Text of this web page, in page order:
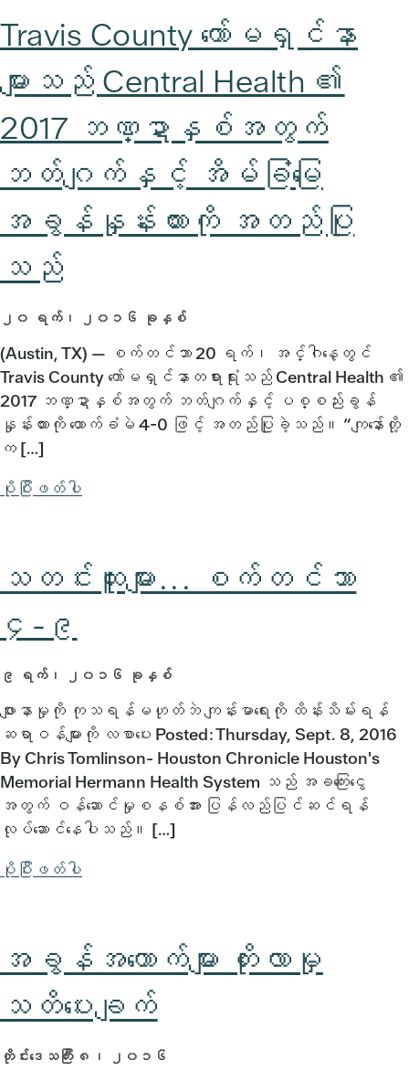
Travis County ကော်မရှင်နာ
များသည် Central Health ၏
2017 ဘဏ္ဍာနှစ်အတွက်
ဘတ်ဂျက်နှင့် အိမ်ခြံမြေ
အခွန်နှုန်းထားကို အတည်ပြု
သည်
၂၀ ရက်၊ ၂၀၁၆ ခုနှစ်
(Austin, TX) — စက်တင်ဘာ 20 ရက်၊ အင်္ဂါနေ့တွင်
Travis County ကော်မရှင်နာတရားရုံးသည် Central Health ၏
2017 ဘဏ္ဍာနှစ်အတွက် ဘတ်ဂျက်နှင့် ပစ္စည်းခွန်
နှုန်းထားကို ထောက်ခံမဲ 4-0 ဖြင့် အတည်ပြုခဲ့သည်။ “ကျနော်တို့
က […]
ပိုပြီးဖတ်ပါ
သတင်းထူးများ... စက်တင်ဘာ
၄-၉
၉ ရက်၊ ၂၀၁၆ ခုနှစ်
ဖျားနာမှုကို ကုသရန်မဟုတ်ဘဲ ကျန်းမာရေးကို ထိန်းသိမ်းရန်
ဆရာဝန်များကို လစာပေး Posted: Thursday, Sept. 8, 2016
By Chris Tomlinson- Houston Chronicle Houston's
Memorial Hermann Health System သည် အခကြေးငွေ
အတွက် ဝန်ဆောင်မှုစနစ်အား ပြန်လည်ပြင်ဆင်ရန်
လုပ်ဆောင်နေပါသည်။ […]
ပိုပြီးဖတ်ပါ
အခွန်အကောက်များ တိုးလာမှု
သတိပေးချက်
တိုင်းဒေသကြီး ၈၊ ၂၀၁၆